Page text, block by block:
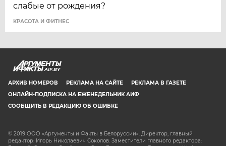
слабые от рождения?
КРАСОТА И ФИТНЕС
AIF.BY
АРХИВ НОМЕРОВ РЕКЛАМА НА САЙТЕ
РЕКЛАМА В ГАЗЕТЕ
ОНЛАЙН-ПОДПИСКА НА ЕЖЕНЕДЕЛЬНИК АИФ
СООБЩИТЬ В РЕДАКЦИЮ ОБ ОШИБКЕ
© 2019 ООО «Аргументы и Факты в Белоруссии». Директор, главный
редактор: Игорь Николаевич Соколов. Заместители главного редактора: